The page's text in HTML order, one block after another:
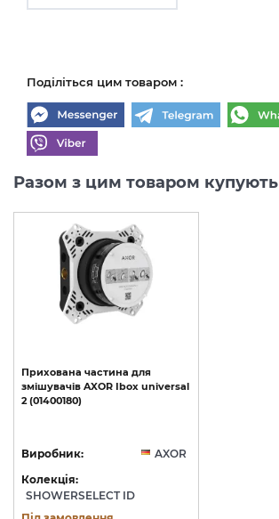
Поділіться цим товаром :
Разом з цим товаром купують
Прихована частина для
змішувачів AXOR Ibox universal
2 (01400180)
Виробник:
AXOR
Колекція:
SHOWERSELECT ID